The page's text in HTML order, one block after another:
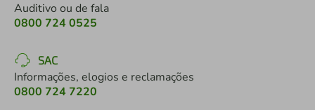
Auditivo ou de fala
0800 724 0525
SAC
Informações, elogios e reclamações
0800 724 7220